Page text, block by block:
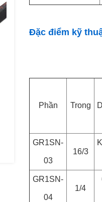
Đặc điểm kỹ
Phần Trong
GR1SN-
03
16/3
GR1SN-
04
1/4